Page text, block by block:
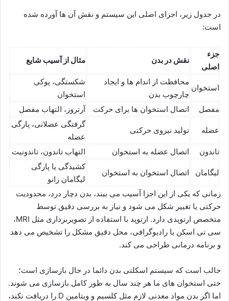
در جدول زیر، اجزای اصلی این سیستم و نقش آن ها آورده شده
است:
جزء
اصلی
نقش در بدن مثال از آسیب شایع
استخوان
محافظت از اندام ها و ایجاد
چارچوب بدن
شکستگی، پوکی
استخوان
مفصل
اتصال استخوان ها برای حرکت آرتروز، التهاب مفصل
عضله تولید نیروی حرکتی
گرفتگی عضلانی، پارگی
عضله
تاندون
اتصال عضله به استخوان التهاب تاندون، تاندونیت
لیگامان اتصال استخوان به استخوان
کشیدگی یا پارگی
لیگامان زانو
زمانی که یکی از این اجزا آسیب می بیند، بدن دچار درد، محدودیت
حرکتی یا تغییر شکل می شود و نیاز به بررسی دقیق توسط
متخصص ارتوپدی دارد. ارتوپد با استفاده از تصویربرداری مثل MRI،
سی تی اسکن یا رادیوگرافی، محل دقیق مشکل را تشخیص می دهد
و برنامه درمانی طراحی می کند.
جالب است که سیستم اسکلتی بدن دائما در حال بازسازی است؛
حتی استخوان های ما هر چند سال به طور کامل بازسازی می شوند.
اما اگر بدن مواد معدنی لازم مثل کلسیم و ویتامین D را دریافت نکند،